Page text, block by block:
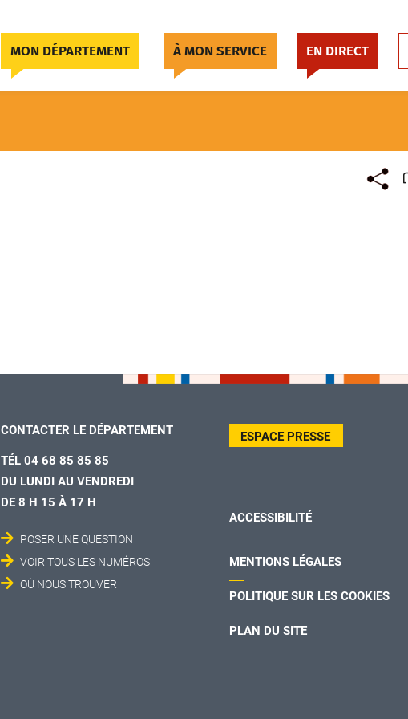
MON DÉPARTEMENT À MON SERVICE EN DIRECT
CONTACTER LE DÉPARTEMENT
TÉL 04 68 85 85 85
DU LUNDI AU VENDREDI
DE 8 H 15 À 17 H
POSER UNE QUESTION
VOIR TOUS LES NUMÉROS
OÙ NOUS TROUVER
ESPACE PRESSE
ACCESSIBILITÉ
MENTIONS LÉGALES
POLITIQUE SUR LES COOKIES
PLAN DU SITE